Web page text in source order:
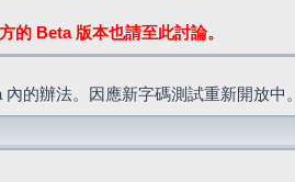
的 Beta 版本也請至此討論。
的辦法。因應新字碼測試重新開放中。